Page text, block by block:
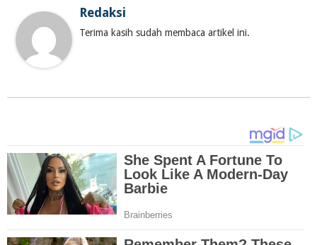
Redaksi
Terima kasih sudah membaca artikel ini.